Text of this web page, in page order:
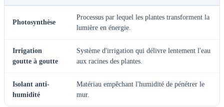
Photosynthèse
Processus par lequel les plantes transforment la
lumière en énergie.
Irrigation
goutte à goutte
Système d'irrigation qui délivre lentement l'eau
aux racines des plantes.
Isolant anti-
humidité
Matériau empêchant l'humidité de pénétrer le
mur.